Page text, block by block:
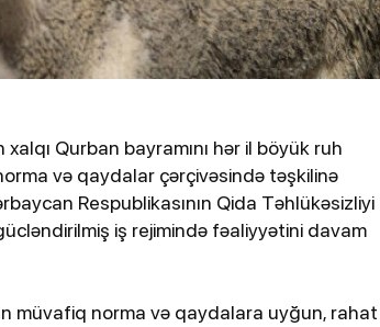
Qurban bayramını hər il böyük ruh
və qaydalar çərçivəsində təşkilinə
Respublikasının Qida Təhlükəsizliyi
iş rejimində fəaliyyətini davam
müvafiq norma və qaydalara uyğun, rahat
Zelenski tərəfdaşların İran
dronlarını vurmaq üçün
Ukraynadan kömək istəmədiyini